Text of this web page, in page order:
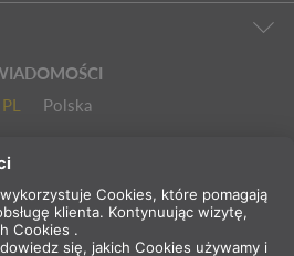
PL
Polska
wysyłki .Cena tylko dla klientów
zarejestrowanych.
średnie czasy dostawy i odnoszą się